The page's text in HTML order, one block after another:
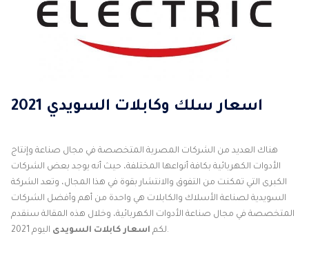
اسعار سلك وكابلات السويدي 2021
هناك العديد من الشركات المصرية المتخصصة في مجال صناعة وإنتاج
الأدوات الكهربائية بكافة أنواعها المختلفة، حيث أنه يوجد بعض الشركات
الكبرى التي تمكنت من التفوق والانتشار بقوة في هذا المجال، وتعد الشركة
السويدية لصناعة الأسلاك والكابلات هي واحدة من أهم وأفضل الشركات
المتخصصة في مجال صناعة الأدوات الكهربائية، وخلال هذه المقالة سنقدم
لكم اسعار كابلات السويدى اليوم 2021.